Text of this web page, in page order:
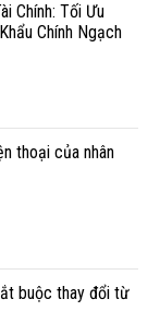
Chính: Tối Ưu
Chính Ngạch
thoại của nhân
buộc thay đổi từ